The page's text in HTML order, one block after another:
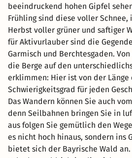
beeindruckend hohen Gipfel
Frühling sind diese voller Schnee,
Herbst voller grüner und saftiger
für Aktivurlauber sind die
Garmisch und Berchtesgaden.
die Berge auf den
erklimmen: Hier ist von der Länge
Schwierigkeitsgrad für jeden
Das Wandern können Sie auch
denn Seilbahnen bringen Sie in
aus folgen Sie gemütlich den
es nicht hoch hinaus, sondern ins
bietet sich der Bayrische Wald